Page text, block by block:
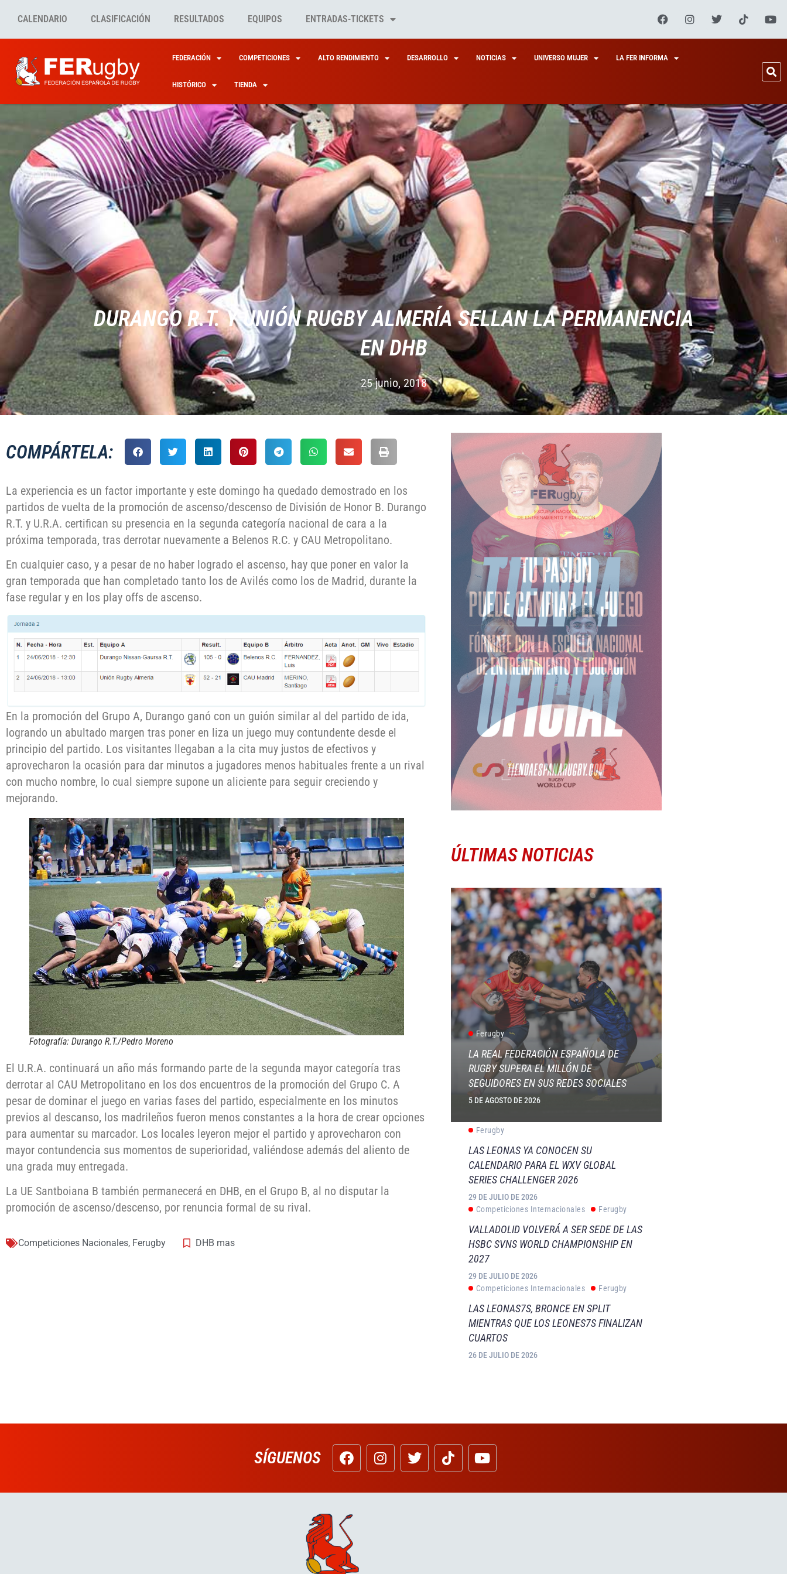
CALENDARIO CLASIFICACIÓN RESULTADOS EQUIPOS ENTRADAS-TICKETS
FEDERACIÓN COMPETICIONES ALTO RENDIMIENTO DESARROLLO NOTICIAS UNIVERSO MUJER LA FER INFORMA
HISTÓRICO TIENDA
DURANGO R.T. Y UNIÓN RUGBY ALMERÍ­A SELLAN LA PERMANENCIA
EN DHB
25 junio, 2018
COMPÁRTELA:
La experiencia es un factor importante y este domingo ha quedado demostrado en los
partidos de vuelta de la promoción de ascenso/descenso de División de Honor B. Durango
R.T. y U.R.A. certifican su presencia en la segunda categoría nacional de cara a la
próxima temporada, tras derrotar nuevamente a Belenos R.C. y CAU Metropolitano.
En cualquier caso, y a pesar de no haber logrado el ascenso, hay que poner en valor la
gran temporada que han completado tanto los de Avilés como los de Madrid, durante la
fase regular y en los play offs de ascenso.
En la promoción del Grupo A, Durango ganó con un guión similar al del partido de ida,
logrando un abultado margen tras poner en liza un juego muy contundente desde el
principio del partido. Los visitantes llegaban a la cita muy justos de efectivos y
aprovecharon la ocasión para dar minutos a jugadores menos habituales frente a un rival
con mucho nombre, lo cual siempre supone un aliciente para seguir creciendo y
mejorando.
Fotografía: Durango R.T./Pedro Moreno
El U.R.A. continuará un año más formando parte de la segunda mayor categoría tras
derrotar al CAU Metropolitano en los dos encuentros de la promoción del Grupo C. A
pesar de dominar el juego en varias fases del partido, especialmente en los minutos
previos al descanso, los madrileños fueron menos constantes a la hora de crear opciones
para aumentar su marcador. Los locales leyeron mejor el partido y aprovecharon con
mayor contundencia sus momentos de superioridad, valiéndose además del aliento de
una grada muy entregada.
La UE Santboiana B también permanecerá en DHB, en el Grupo B, al no disputar la
promoción de ascenso/descenso, por renuncia formal de su rival.
Competiciones Nacionales, Ferugby DHB mas
ÚLTIMAS NOTICIAS
Ferugby
LA REAL FEDERACIÓN ESPAÑOLA DE
RUGBY SUPERA EL MILLÓN DE
SEGUIDORES EN SUS REDES SOCIALES
5 DE AGOSTO DE 2026
Ferugby
LAS LEONAS YA CONOCEN SU
CALENDARIO PARA EL WXV GLOBAL
SERIES CHALLENGER 2026
29 DE JULIO DE 2026
Competiciones Internacionales
Ferugby
VALLADOLID VOLVERÁ A SER SEDE DE LAS
HSBC SVNS WORLD CHAMPIONSHIP EN
2027
29 DE JULIO DE 2026
Competiciones Internacionales
Ferugby
LAS LEONAS7S, BRONCE EN SPLIT
MIENTRAS QUE LOS LEONES7S FINALIZAN
CUARTOS
26 DE JULIO DE 2026
SÍGUENOS